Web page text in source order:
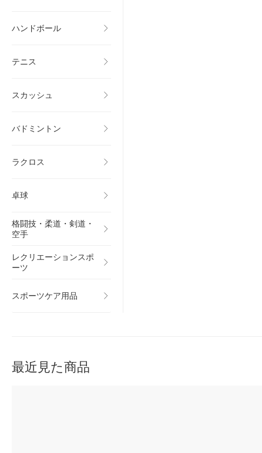
ハンドボール
テニス
スカッシュ
バドミントン
ラクロス
卓球
格闘技・柔道・剣道・
空手
レクリエーションスポ
ーツ
スポーツケア用品
最近見た商品